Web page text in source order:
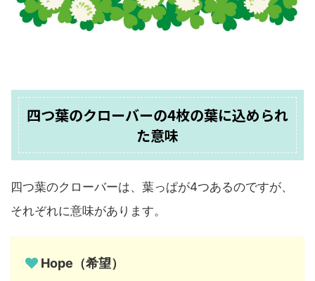
四つ葉のクローバーの4枚の葉に込められ
た意味
四つ葉のクローバーは、葉っぱが4つあるのですが、
それぞれに意味があります。
Hope（希望）